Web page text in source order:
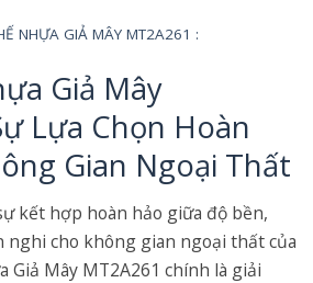
NHỰA GIẢ MÂY MT2A261 :
Giả Mây
Lựa Chọn Hoàn
Gian Ngoại Thất
kết hợp hoàn hảo giữa độ bền,
nghi cho không gian ngoại thất của
Giả Mây MT2A261 chính là giải